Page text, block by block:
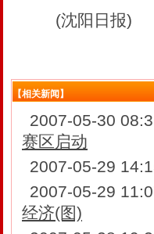
(沈阳日报)
【相关新闻】
2007-05-30
赛区启动
2007-05-29
2007-05-29
经济(图)